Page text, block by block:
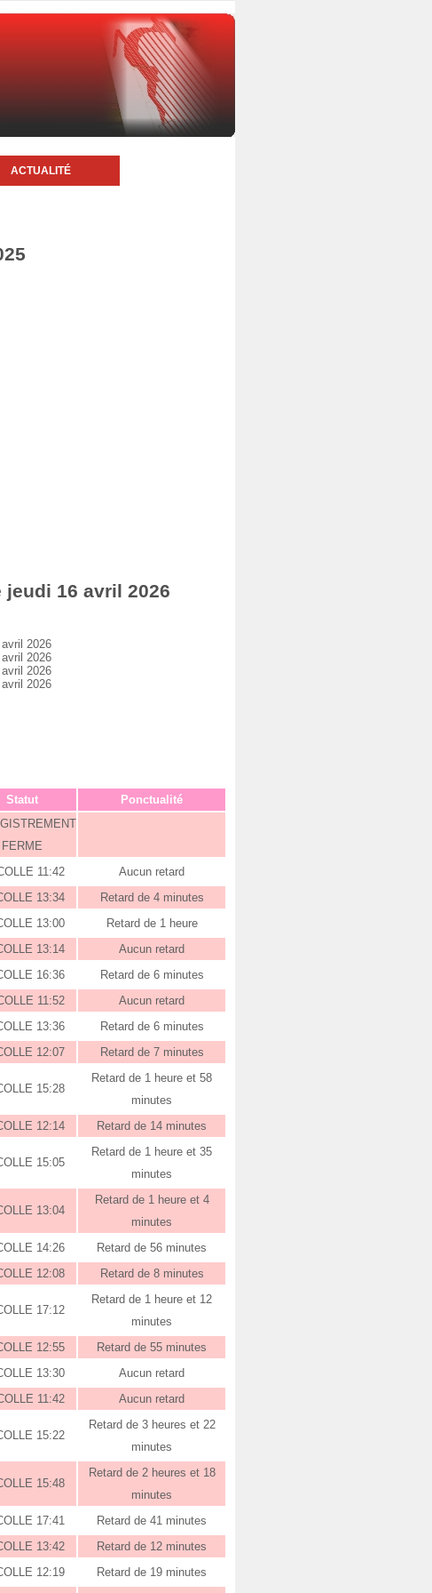
ACTUALITÉ
jeudi 16 avril 2026
2026
2026
2026
2026
Statut Ponctualité
FERME
11:42
Aucun retard
13:34
Retard de 4 minutes
13:00
Retard de 1 heure
13:14
Aucun retard
16:36
Retard de 6 minutes
11:52
Aucun retard
13:36
Retard de 6 minutes
12:07 Retard de 7 minutes
15:28
Retard de 1 heure et 58
minutes
12:14 Retard de 14 minutes
15:05
Retard de 1 heure et 35
minutes
13:04
Retard de 1 heure et 4
minutes
14:26
Retard de 56 minutes
12:08 Retard de 8 minutes
17:12
Retard de 1 heure et 12
minutes
12:55
Retard de 55 minutes
13:30
Aucun retard
11:42 Aucun retard
15:22
Retard de 3 heures et 22
minutes
15:48
Retard de 2 heures et 18
minutes
17:41
Retard de 41 minutes
13:42
Retard de 12 minutes
12:19
Retard de 19 minutes